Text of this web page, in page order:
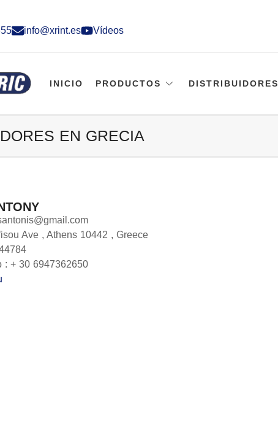
info@xrint.es Vídeos
INICIO PRODUCTOS DISTRIBUIDORES
EN GRECIA
Ave , Athens 10442 , Greece
: + 30 6947362650